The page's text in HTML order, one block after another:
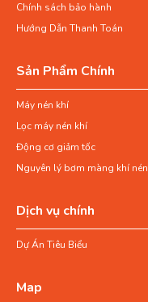
Chính sách bảo hành
Hướng Dẫn Thanh Toán
Sản Phẩm Chính
Máy nén khí
Lọc máy nén khí
Động cơ giảm tốc
Nguyên lý bơm màng khí nén
Dịch vụ chính
Dự Án Tiêu Biểu
Map